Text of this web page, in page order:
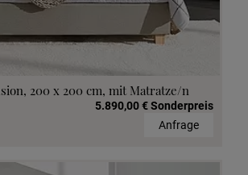
200 x 200 cm, mit Matratze/n
5.890,00 € Sonderpreis
Anfrage